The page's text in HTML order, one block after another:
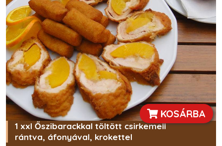
KOSÁRBA
1 xxl Őszibarackkal töltött csirkemell
rántva, áfonyával, krokettel